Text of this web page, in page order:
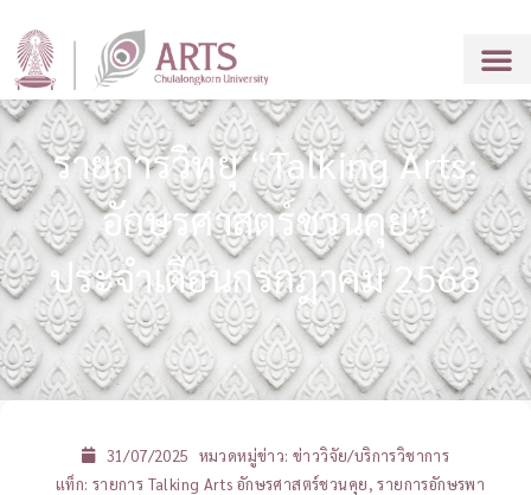
รายการวิทยุ “Talking Arts:
อักษรศาสตร์ชวนคุย”
ประจำเดือนกรกฎาคม 2568
31/07/2025 หมวดหมู่ข่าว:ข่าววิจัย/บริการวิชาการ
แท็ก: รายการ Talking Arts อักษรศาสตร์ชวนคุย,รายการอักษรพา